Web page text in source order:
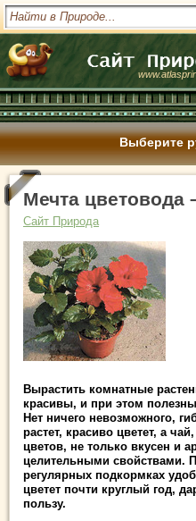
Выберите
Мечта цветовода
Сайт Природа
Вырастить комнатные
красивы, и при этом
Нет ничего невозможного,
растет, красиво цветет, а
цветов, не только вкусен и
целительными свойствами.
регулярных подкормках
цветет почти круглый год,
пользу.